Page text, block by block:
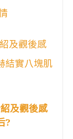
及觀後感
結實八塊肌
及觀後感
?